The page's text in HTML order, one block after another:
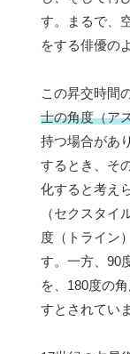
す。まるで、
をする俳優の
この昇交時間
士の角度（ア
持つ場合があ
するとき、そ
化すると考え
（セクスタイ
度（トライン
す。一方、90
を、180度の
すとされてい